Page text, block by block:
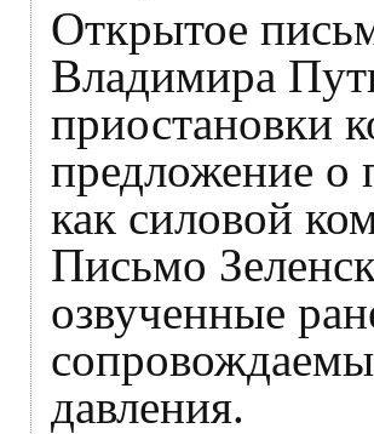
Открытое
Владимира
приостановки
предложение о
как силовой
Письмо
озвученные
давления.